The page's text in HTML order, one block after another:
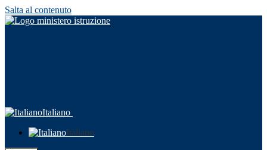
Salta al contenuto
Italiano
Italiano